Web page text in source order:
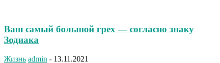
Ваш самый большой грех — согласно знаку
Зодиака
Жизнь admin - 13.11.2021